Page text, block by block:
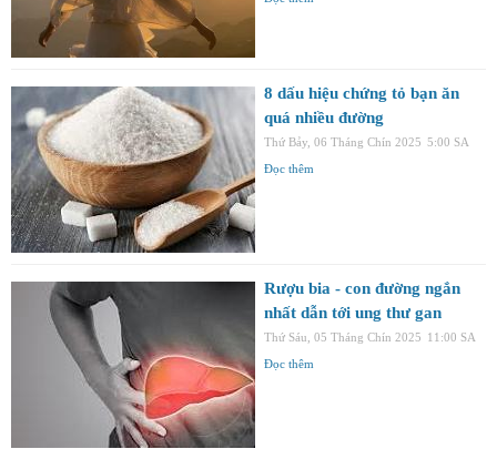
8 dấu hiệu chứng tỏ bạn ăn
quá nhiều đường
Thứ Bảy, 06 Tháng Chín 2025 5:00 SA
Đọc thêm
Rượu bia - con đường ngắn
nhất dẫn tới ung thư gan
Thứ Sáu, 05 Tháng Chín 2025 11:00 SA
Đọc thêm